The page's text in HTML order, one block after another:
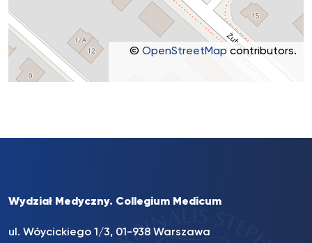
© OpenStreetMap contributors.
Wydział Medyczny. Collegium Medicum
ul. Wóycickiego 1/3, 01-938 Warszawa